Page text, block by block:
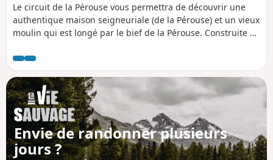
Le circuit de la Pérouse vous permettra de découvrir une
authentique maison seigneuriale (de la Pérouse) et un vieux
moulin qui est longé par le bief de la Pérouse. Construite en
L'église de Dommartin à la particularité d'avoir son chœur
orienté à l'Ouest. La niche qui surmonte le portail abrite
une Vierge à l'Enfant, datant du XVe siècle.
Envie de randonner plusieurs
jours ?